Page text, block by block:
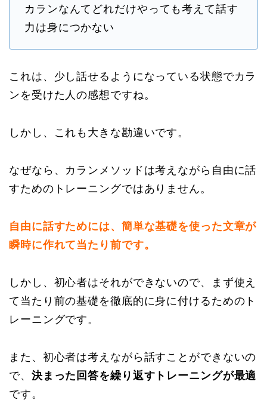
カランなんてどれだけやっても考えて話す
力は身につかない
これは、少し話せるようになっている状態でカラ
ンを受けた人の感想ですね。
しかし、これも大きな勘違いです。
なぜなら、カランメソッドは考えながら自由に話
すためのトレーニングではありません。
自由に話すためには、簡単な基礎を使った文章が
瞬時に作れて当たり前です。
しかし、初心者はそれができないので、まず使え
て当たり前の基礎を徹底的に身に付けるためのト
レーニングです。
また、初心者は考えながら話すことができないの
で、 決まった回答を繰り返すトレーニングが最適
です。